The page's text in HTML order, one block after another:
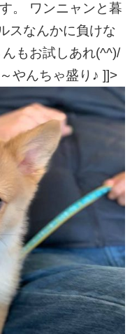
。 ワンニャンと暮
スなんかに負けな
もお試しあれ(^^)/
やんちゃ盛り♪ ]]>